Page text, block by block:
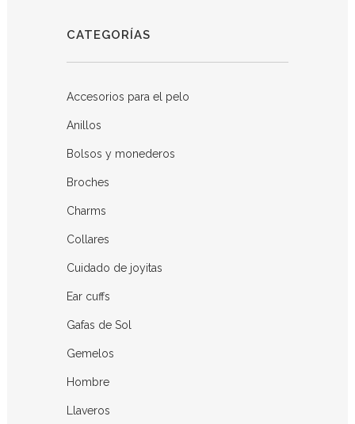
CATEGORÍAS
Accesorios para el pelo
Anillos
Bolsos y monederos
Broches
Charms
Collares
Cuidado de joyitas
Ear cuffs
Gafas de Sol
Gemelos
Hombre
Llaveros